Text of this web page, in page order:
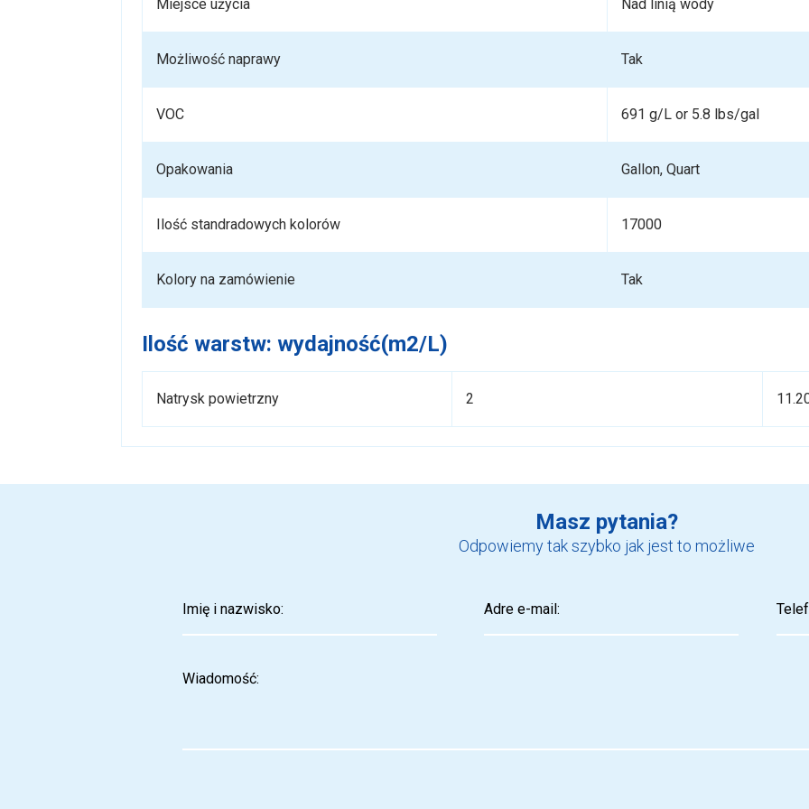
Miejsce użycia Nad linią wody
Możliwość naprawy Tak
VOC 691 g/L or 5.8 lbs/gal
Opakowania Gallon, Quart
Ilość standradowych kolorów 17000
Kolory na zamówienie Tak
Ilość warstw: wydajność(m2/L)
Natrysk powietrzny 2
Masz pytania?
Odpowiemy tak szybko jak jest to możliwe